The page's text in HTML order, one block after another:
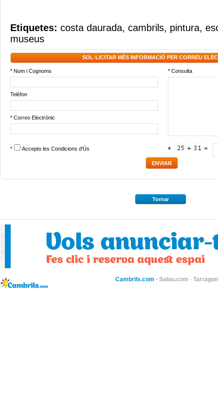
Etiquetes: costa daurada, cambrils, pintura,
museus
SOL·LICITAR MÉS INFORMACIÓ PER CORREU
* Nom i Cognoms * Consulta
Telèfon
* Correo Electrònic
* Accepto les Condicions d'Ús *
Tornar
Cambrils.com · Salou.com ·